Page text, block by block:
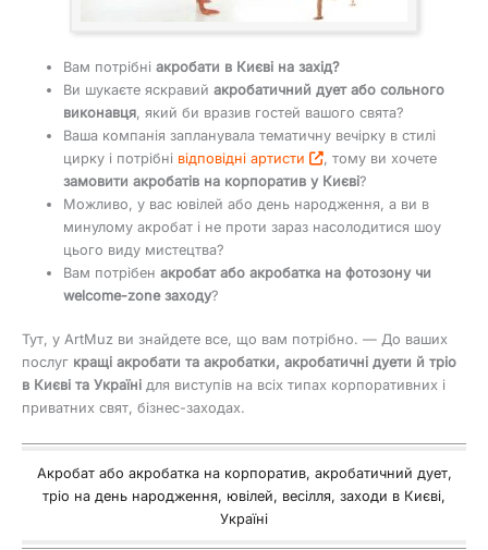
Вам потрібніакробати в Києві на захід?
Ви шукаєте яскравийакробатичний дует або сольного
виконавця, який би вразив гостей вашого свята?
Ваша компанія запланувала тематичну вечірку в стилі
цирку і потрібні відповідні артисти
, тому ви хочете
замовити акробатів на корпоратив у Києві?
Можливо, у вас ювілей або день народження, а ви в
минулому акробат і не проти зараз насолодитися шоу
цього виду мистецтва?
Вам потрібенакробат або акробатка на фотозону чи
welcome-zone заходу?
Тут, у ArtMuz ви знайдете все, що вам потрібно. — До ваших
послуг кращі акробати та акробатки, акробатичні дуети й тріо
в Києві та Україні для виступів на всіх типах корпоративних і
приватних свят, бізнес-заходах.
Акробат або акробатка на корпоратив, акробатичний дует,
тріо на день народження, ювілей, весілля, заходи в Києві,
Україні